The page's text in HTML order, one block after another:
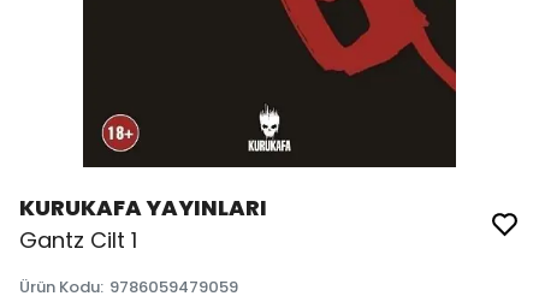
KURUKAFA YAYINLARI
Gantz Cilt 1
Ürün Kodu: 9786059479059